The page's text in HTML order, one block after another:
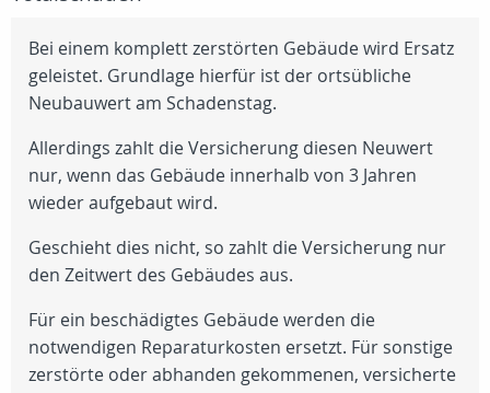
Bei einem komplett zerstörten Gebäude wird Ersatz
geleistet. Grundlage hierfür ist der ortsübliche
Neubauwert am Schadenstag.
Allerdings zahlt die Versicherung diesen Neuwert
nur, wenn das Gebäude innerhalb von 3 Jahren
wieder aufgebaut wird.
Geschieht dies nicht, so zahlt die Versicherung nur
den Zeitwert des Gebäudes aus.
Für ein beschädigtes Gebäude werden die
notwendigen Reparaturkosten ersetzt. Für sonstige
zerstörte oder abhanden gekommenen, versicherte